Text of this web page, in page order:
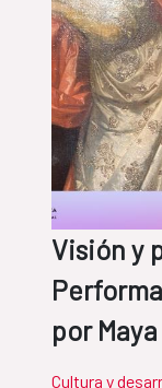
Visión y
por
Cultura y